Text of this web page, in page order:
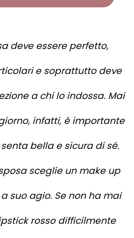
deve essere perfetto,
e soprattutto deve
a chi lo indossa. Mai
infatti, è importante
bella e sicura di sé.
sceglie un make up
suo agio. Se non ha mai
rosso difficilmente